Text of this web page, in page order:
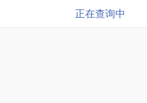
正在查询中